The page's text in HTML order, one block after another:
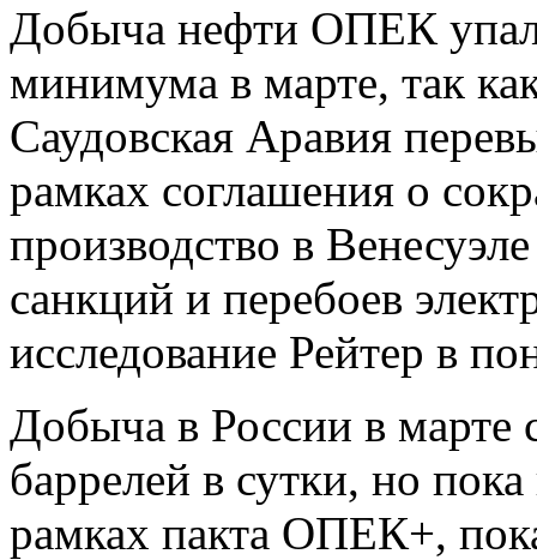
Добыча нефти ОПЕК
минимума в марте, так
Саудовская Аравия
рамках соглашения о
производство в
санкций и перебоев
исследование Рейтер в
Добыча в России в марте
баррелей в сутки, но
рамках пакта ОПЕК+,